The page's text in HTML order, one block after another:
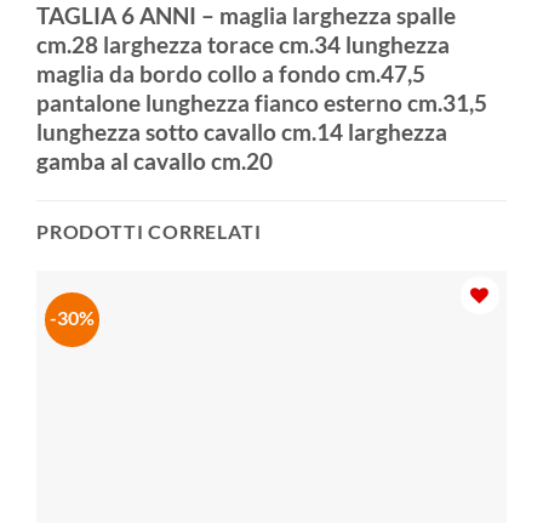
TAGLIA 6 ANNI – maglia larghezza spalle
cm.28 larghezza torace cm.34 lunghezza
maglia da bordo collo a fondo cm.47,5
pantalone lunghezza fianco esterno cm.31,5
lunghezza sotto cavallo cm.14 larghezza
gamba al cavallo cm.20
PRODOTTI CORRELATI
-30%